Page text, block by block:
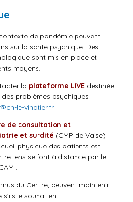
de pandémie peuvent
sur la santé psychique. Des
sont mis en place et
moyens.
la plateforme LIVE destinée
problèmes psychiques
le-vinatier.fr
de consultation et
et surdité (CMP de Vaise)
physique des patients est
se font à distance par le
.
du Centre, peuvent maintenir
le souhaitent.